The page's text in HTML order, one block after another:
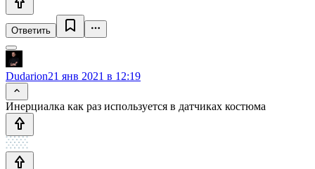
Ответить
Dudarion21 янв 2021 в 12:19
Инерциалка как раз используется в датчиках костюма